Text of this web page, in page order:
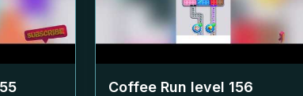
Coffee Run level 156